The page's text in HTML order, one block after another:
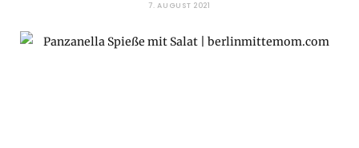
7. AUGUST 2021